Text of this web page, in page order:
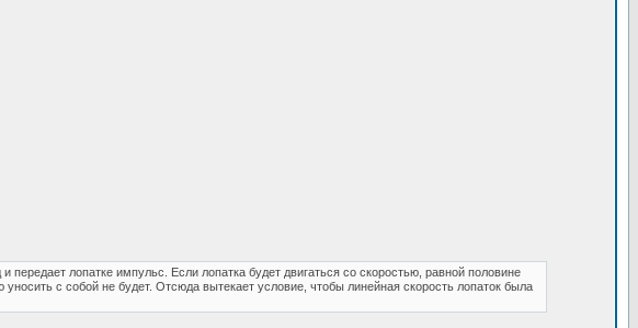
лопатке импульс. Если лопатка будет двигаться со скоростью, равной половине
с собой не будет. Отсюда вытекает условие, чтобы линейная скорость лопаток была